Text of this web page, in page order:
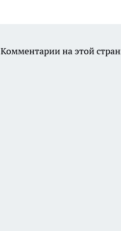
Комментарии на этой